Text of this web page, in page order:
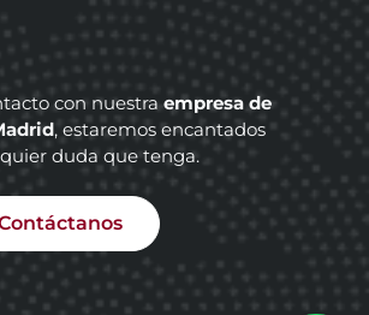
con nuestra empresa de
, estaremos encantados
duda que tenga.